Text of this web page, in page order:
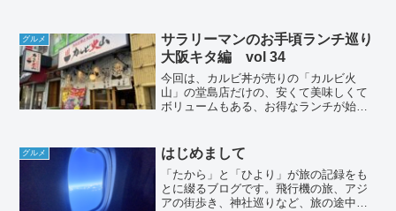
チを食べて確かめてきて！というお店が
ありましたらコメントくだ...
グルメ
サラリーマンのお手頃ランチ巡り
大阪キタ編 vol 34
今回は、カルビ丼が売りの「カルビ火
山」の堂島店だけの、安くて美味しくて
ボリュームもある、お得なランチが始ま
態宣言が終わると共に、人、人、人で並
ばないと入れない状態が、あ...
グルメ はじめまして
「たから」と「ひより」が旅の記録をも
とに綴るブログです。飛行機の旅、アジ
アの街歩き、神社巡りなど、旅の途中で